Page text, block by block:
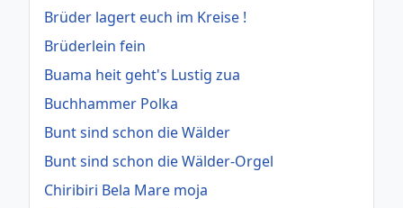
Brüder lagert euch im Kreise !
Brüderlein fein
Buama heit geht's Lustig zua
Buchhammer Polka
Bunt sind schon die Wälder
Bunt sind schon die Wälder-Orgel
Chiribiri Bela Mare moja